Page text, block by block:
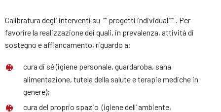
Calibratura degli interventi su “” progetti individuali”” . Per
favorire la realizzazione dei quali, in prevalenza, attività di
sostegno e affiancamento, riguardo a:
cura di sé (igiene personale, guardaroba, sana
alimentazione, tutela della salute e terapie mediche in
genere);
cura del proprio spazio (igiene dell’ ambiente,